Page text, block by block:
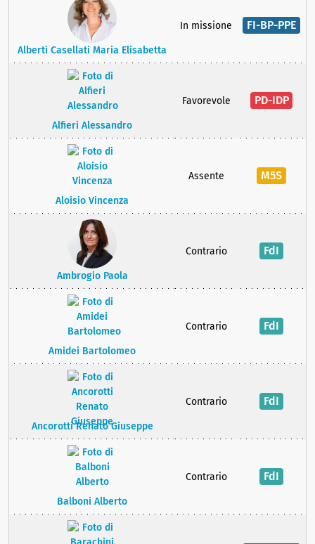
Alberti Casellati Maria Elisabetta
In missione FI-BP-PPE
Alfieri Alessandro
Favorevole PD-IDP
Aloisio Vincenza
Assente M5S
Ambrogio Paola
Contrario FdI
Amidei Bartolomeo
Contrario FdI
Ancorotti Renato Giuseppe
Contrario FdI
Balboni Alberto
Contrario FdI